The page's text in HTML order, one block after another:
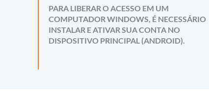
PARA LIBERAR O ACESSO EM UM
COMPUTADOR WINDOWS, É NECESSÁRIO
INSTALAR E ATIVAR SUA CONTA NO
DISPOSITIVO PRINCIPAL (ANDROID).